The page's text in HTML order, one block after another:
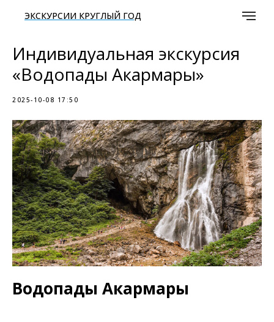
ЭКСКУРСИИ КРУГЛЫЙ ГОД
Индивидуальная экскурсия
«Водопады Акармары»
2025-10-08 17:50
Водопады Акармары